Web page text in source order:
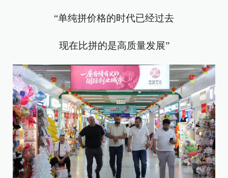
“单纯拼价格的时代已经过去
现在比拼的是高质量发展”